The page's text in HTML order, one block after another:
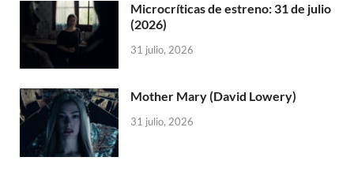
Microcríticas de estreno: 31 de julio
(2026)
31 julio, 2026
Mother Mary (David Lowery)
31 julio, 2026